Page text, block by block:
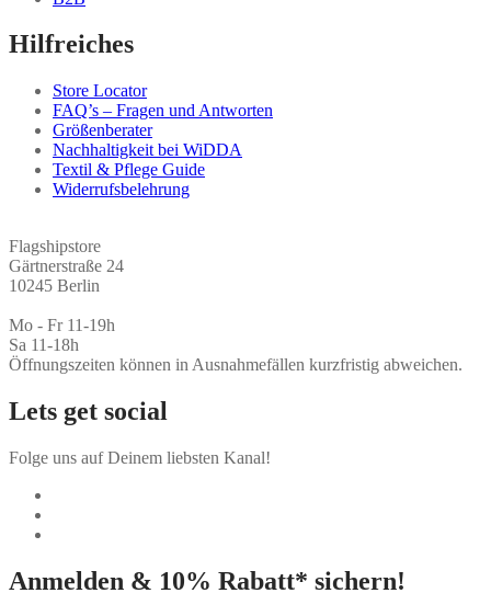
Hilfreiches
Store Locator
FAQ’s – Fragen und Antworten
Größenberater
Nachhaltigkeit bei WiDDA
Textil & Pflege Guide
Widerrufsbelehrung
Flagshipstore
Gärtnerstraße 24
10245 Berlin
Mo - Fr 11-19h
Sa 11-18h
Öffnungszeiten können in Ausnahmefällen kurzfristig abweichen.
Lets get social
Folge uns auf Deinem liebsten Kanal!
Anmelden & 10% Rabatt* sichern!